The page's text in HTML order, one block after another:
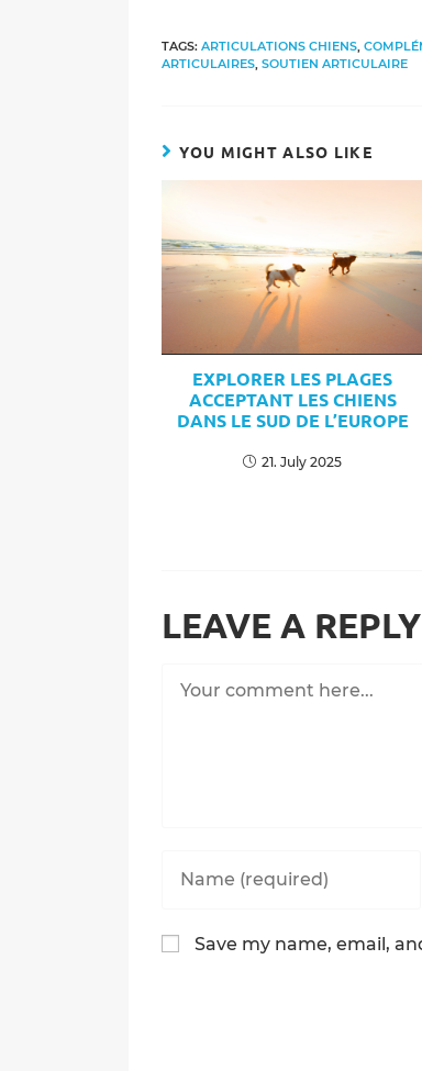
TAGS: ARTICULATIONS CHIENS
ARTICULAIRES SOUTIEN ARTICULAIRE
YOU MIGHT ALSO LIKE
EXPLORER LES PLAGES
ACCEPTANT LES CHIENS
DANS LE SUD DE L’EUROPE
21. July 2025
LEAVE A REPLY
your
username
Save my name, email,